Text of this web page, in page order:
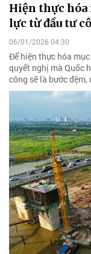
Hiện thực
lực từ đầu tư
06/01/2026 04:30
Để hiện thực hóa
quyết nghị mà Quốc
công sẽ là bước